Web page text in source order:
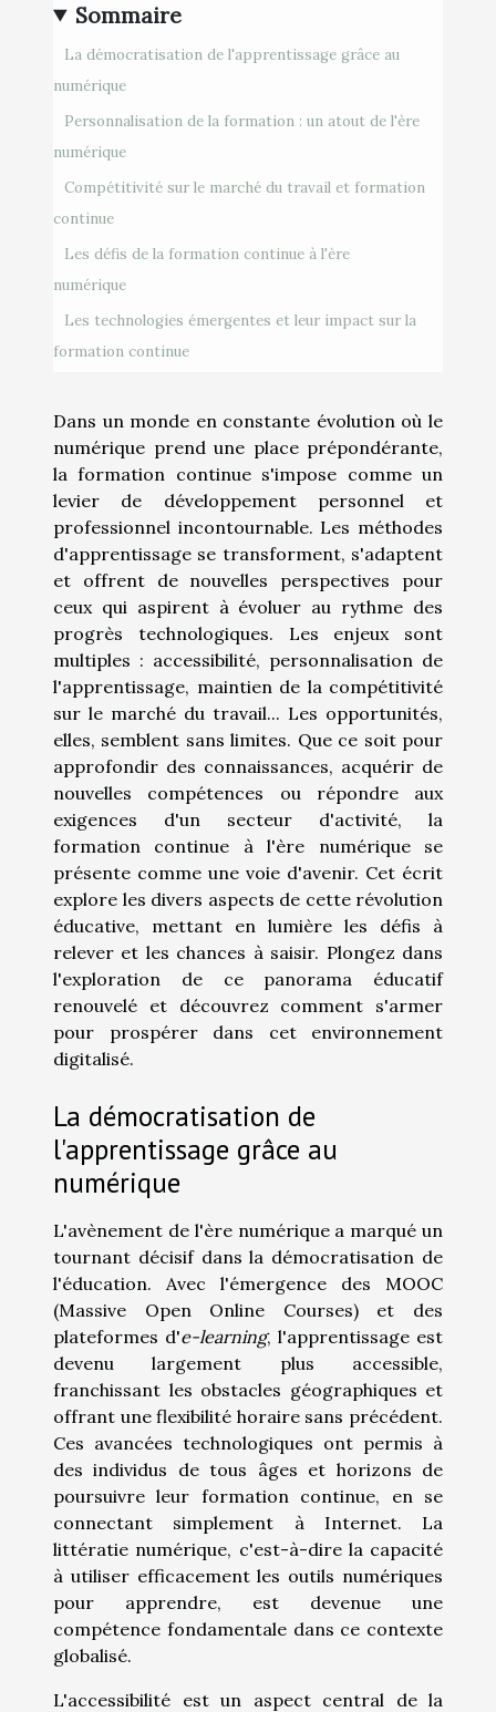
Sommaire
La démocratisation de l'apprentissage grâce au
numérique
Personnalisation de la formation : un atout de l'ère
numérique
Compétitivité sur le marché du travail et formation
continue
Les défis de la formation continue à l'ère
numérique
Les technologies émergentes et leur impact sur la
formation continue
Dans un monde en constante évolution où le
numérique prend une place prépondérante,
la formation continue s'impose comme un
levier de développement personnel et
professionnel incontournable. Les méthodes
d'apprentissage se transforment, s'adaptent
et offrent de nouvelles perspectives pour
ceux qui aspirent à évoluer au rythme des
progrès technologiques. Les enjeux sont
multiples : accessibilité, personnalisation de
l'apprentissage, maintien de la compétitivité
sur le marché du travail... Les opportunités,
elles, semblent sans limites. Que ce soit pour
approfondir des connaissances, acquérir de
nouvelles compétences ou répondre aux
exigences d'un secteur d'activité, la
formation continue à l'ère numérique se
présente comme une voie d'avenir. Cet écrit
explore les divers aspects de cette révolution
éducative, mettant en lumière les défis à
relever et les chances à saisir. Plongez dans
l'exploration de ce panorama éducatif
renouvelé et découvrez comment s'armer
pour prospérer dans cet environnement
digitalisé.
La démocratisation de
l'apprentissage grâce au
numérique
L'avènement de l'ère numérique a marqué un
tournant décisif dans la démocratisation de
l'éducation. Avec l'émergence des MOOC
(Massive Open Online Courses) et des
plateformes d'e-learning, l'apprentissage est
devenu largement plus accessible,
franchissant les obstacles géographiques et
offrant une flexibilité horaire sans précédent.
Ces avancées technologiques ont permis à
des individus de tous âges et horizons de
poursuivre leur formation continue, en se
connectant simplement à Internet. La
littératie numérique, c'est-à-dire la capacité
à utiliser efficacement les outils numériques
pour apprendre, est devenue une
compétence fondamentale dans ce contexte
globalisé.
L'accessibilité est un aspect central de la